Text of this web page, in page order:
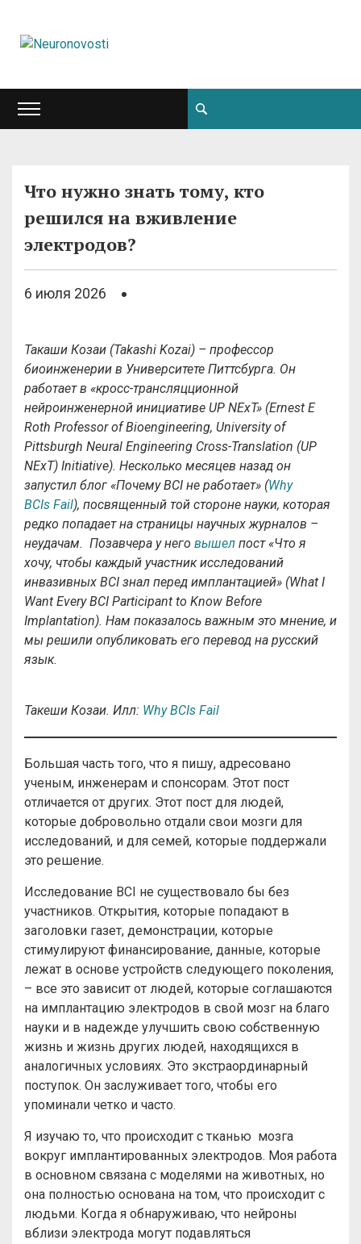
Что нужно знать тому, кто
решился на вживление
электродов?
6 июля 2026
Такаши Козаи (Takashi Kozai) – профессор
биоинженерии в Университете Питтсбурга. Он
работает в «кросс-трансляцционной
нейроинженерной инициативе UP NExT» (Ernest E
Roth Professor of Bioengineering, University of
Pittsburgh Neural Engineering Cross-Translation (UP
NExT) Initiative). Несколько месяцев назад он
запустил блог «Почему BCI не работает» (Why
BCIs Fail), посвященный той стороне науки, которая
редко попадает на страницы научных журналов –
неудачам. Позавчера у него вышел пост «Что я
хочу, чтобы каждый участник исследований
инвазивных BCI знал перед имплантацией» (What I
Want Every BCI Participant to Know Before
Implantation). Нам показалось важным это мнение, и
мы решили опубликовать его перевод на русский
язык.
Такеши Козаи. Илл: Why BCIs Fail
Большая часть того, что я пишу, адресовано
ученым, инженерам и спонсорам. Этот пост
отличается от других. Этот пост для людей,
которые добровольно отдали свои мозги для
исследований, и для семей, которые поддержали
это решение.
Исследование BCI не существовало бы без
участников. Открытия, которые попадают в
заголовки газет, демонстрации, которые
стимулируют финансирование, данные, которые
лежат в основе устройств следующего поколения,
– все это зависит от людей, которые соглашаются
на имплантацию электродов в свой мозг на благо
науки и в надежде улучшить свою собственную
жизнь и жизнь других людей, находящихся в
аналогичных условиях. Это экстраординарный
поступок. Он заслуживает того, чтобы его
упоминали четко и часто.
Я изучаю то, что происходит с тканью мозга
вокруг имплантированных электродов. Моя работа
в основном связана с моделями на животных, но
она полностью основана на том, что происходит с
людьми. Когда я обнаруживаю, что нейроны
вблизи электрода могут подавляться